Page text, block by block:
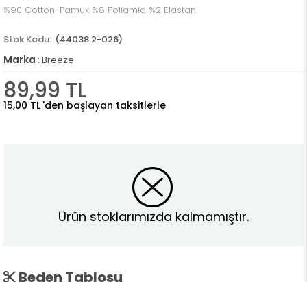
%90 Cotton-Pamuk %8 Poliamid %2 Elastan
(44038.2-026)
Marka : Breeze
89,99 TL
15,00 TL 'den başlayan taksitlerle
Ürün stoklarımızda kalmamıştır.
Beden Tablosu